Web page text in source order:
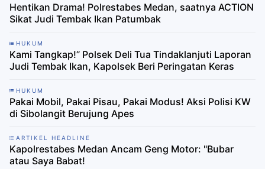
Hentikan Drama! Polrestabes Medan, saatnya ACTION
Sikat Judi Tembak Ikan Patumbak
HUKUM
Kami Tangkap!” Polsek Deli Tua Tindaklanjuti Laporan
Judi Tembak Ikan, Kapolsek Beri Peringatan Keras
HUKUM
Pakai Mobil, Pakai Pisau, Pakai Modus! Aksi Polisi KW
di Sibolangit Berujung Apes
ARTIKEL HEADLINE
Kapolrestabes Medan Ancam Geng Motor: "Bubar
atau Saya Babat!